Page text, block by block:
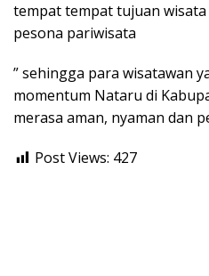
tempat tempat tujuan
pesona pariwisata
” sehingga para wisatawan
momentum Nataru di
merasa aman, nyaman dan
Post Views: 427